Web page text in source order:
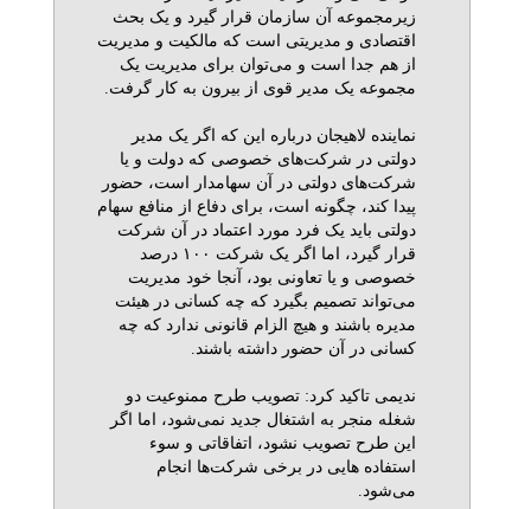
زیرمجموعه آن سازمان قرار گیرد و یک بحث
اقتصادی و مدیریتی است که مالکیت و مدیریت
از هم جدا است و می‌توان برای مدیریت یک
مجموعه یک مدیر قوی از بیرون به کار گرفت.
نماینده لاهیجان درباره این که اگر یک مدیر
دولتی در شرکت‌های خصوصی که دولت و یا
شرکت‌های دولتی در آن سهامدار است، حضور
پیدا کند، چگونه است، برای دفاع از منافع سهام
دولتی باید یک فرد مورد اعتماد در آن شرکت
قرار گیرد، اما اگر یک شرکت ۱۰۰ درصد
خصوصی و یا تعاونی بود، آنجا خود مدیریت
می‌تواند تصمیم بگیرد که چه کسانی در هیئت
مدیره باشند و هیچ الزام قانونی ندارد که چه
کسانی در آن حضور داشته باشند.
ندیمی تاکید کرد: تصویب طرح ممنوعیت دو
شغله منجر به اشتغال جدید نمی‌شود، اما اگر
این طرح تصویب نشود، اتفاقاتی و سوء
استفاده هایی در برخی شرکت‌ها انجام
می‌شود.